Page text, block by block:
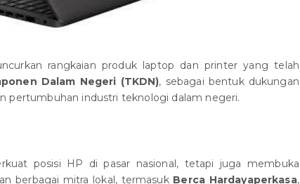
rangkaian produk laptop dan printer yang telah
Dalam Negeri (TKDN), sebagai bentuk dukungan
pertumbuhan industri teknologi dalam negeri.
posisi HP di pasar nasional, tetapi juga membuka
berbagai mitra lokal, termasuk Berca Hardayaperkasa,